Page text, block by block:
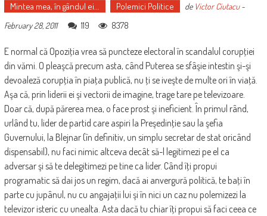
Mintea mea, în gândul ei... Polemici Politice de Victor Ciutacu-
February 28, 2011
119 8378
E normal că Opoziţia vrea să puncteze electoral în scandalul corupţiei
din vămi. O pleaşcă precum asta, când Puterea se sfâşie intestin şi-şi
devoaleză corupţia în piaţa publică, nu ţi se iveşte de multe ori în viaţă.
Aşa că, prin liderii ei şi vectorii de imagine, trage tare pe televizoare.
Doar că, după părerea mea, o face prost şi ineficient. În primul rând,
urlând tu, lider de partid care aspiri la Preşedinţie sau la şefia
Guvernului, la Blejnar (în definitiv, un simplu secretar de stat oricând
dispensabil), nu faci nimic altceva decât să-l legitimezi pe el ca
adversar şi să te delegitimezi pe tine ca lider. Când îţi propui
programatic să dai jos un regim, dacă ai anvergură politică, te baţi în
parte cu jupânul, nu cu angajaţii lui şi în nici un caz nu polemizezi la
televizor isteric cu unealta. Asta dacă tu chiar îţi propui să faci ceea ce